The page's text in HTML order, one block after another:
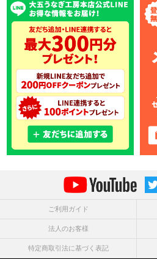
ご利用ガイド
法人のお客様
特定商取引法に基づく表記